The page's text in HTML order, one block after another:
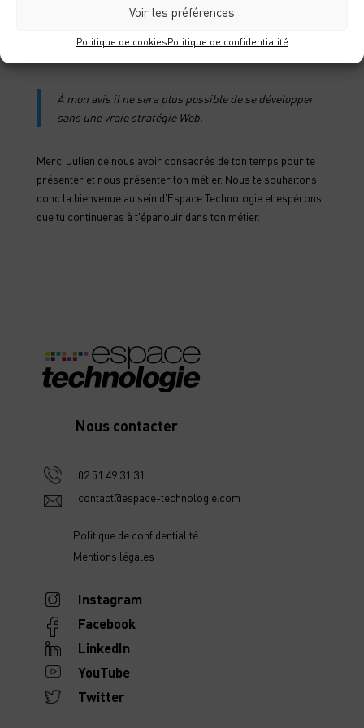
Voir les préférences
Politique de cookiesPolitique de confidentialité
accélérer les innovations digitales.La vidéo et le motion
textuels.
À mon avis il ne sera plus possible de se développer
sans une vraie stratégie Web.
Merci Julien de nous avoir consacrés de ton temps pour te
présenter et nous présenter ton métier. Nous te souhaitons
donc la bienvenue au sein d’Espace Technologie et espérons
que tu continueras à t’épanouir dans ton métier.
Nous contacter
02 51 49 31 31
contact@espace-technologie.com
Politique de confidentialité
Mentions légales
Instagram
Facebook
LinkedIn
YouTube
Twitter